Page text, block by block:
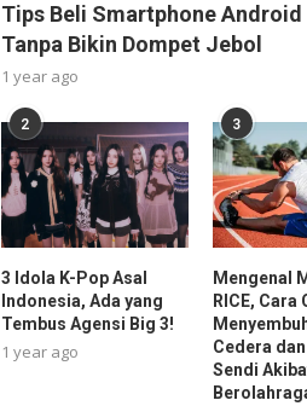
Tips Beli Smartphone Android
Tanpa Bikin Dompet Jebol
1 year ago
2
3 Idola K-Pop Asal
Indonesia, Ada yang
Tembus Agensi Big 3!
1 year ago
3
Mengenal
RICE, Cara
Cedera
Sendi